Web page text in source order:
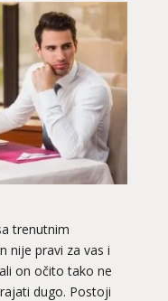
trenutnim
nije pravi za vas i
on očito tako ne
dugo. Postoji